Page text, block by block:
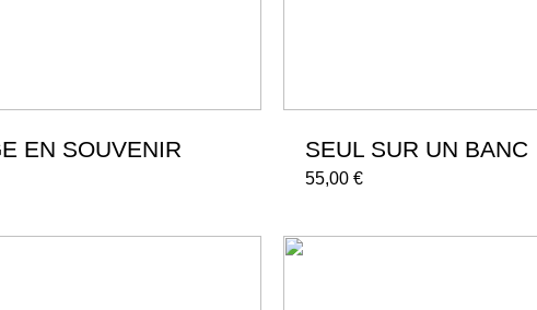
EN SOUVENIR SEUL SUR UN BANC
55,00 €